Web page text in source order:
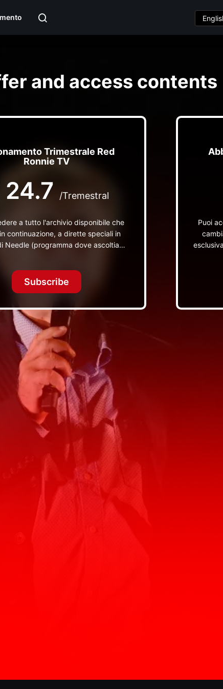
and access contents
Trimestrale Red
Ronnie TV
24.7 /Tremestral
a tutto l'archivio disponibile che
continuazione, a dirette speciali in
Needle (programma dove ascoltiamo
visibili da nessuna altra parte
Subscribe
Puoi